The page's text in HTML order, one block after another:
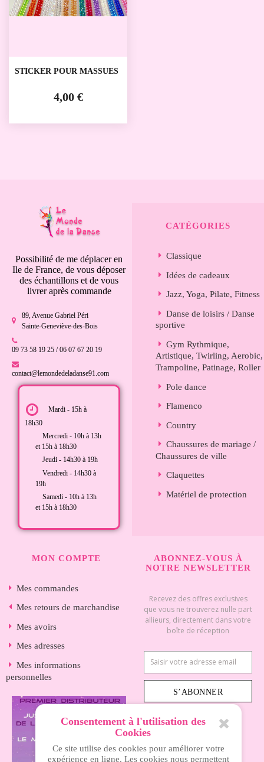
STICKER POUR MASSUES
4,00 €
Possibilité de me déplacer en
Ile de France, de vous déposer
des échantillons et de vous
livrer après commande
89, Avenue Gabriel Péri
Sainte-Geneviève-des-Bois
09 73 58 19 25 / 06 07 67 20 19
contact@lemondedeladanse91.com
Mardi - 15h à
18h30
Mercredi - 10h à 13h
et 15h à 18h30
Jeudi - 14h30 à 19h
Vendredi - 14h30 à
19h
Samedi - 10h à 13h
et 15h à 18h30
CATÉGORIES
Classique
Idées de cadeaux
Jazz, Yoga, Pilate, Fitness
Danse de loisirs / Danse
sportive
Gym Rythmique,
Artistique, Twirling, Aerobic,
Trampoline, Patinage, Roller
Pole dance
Flamenco
Country
Chaussures de mariage /
Chaussures de ville
Claquettes
Matériel de protection
MON COMPTE
Mes commandes
Mes retours de marchandise
Mes avoirs
Mes adresses
Mes informations
personnelles
ABONNEZ-VOUS À
NOTRE NEWSLETTER
Recevez des offres exclusives
que vous ne trouverez nulle part
allieurs, directement dans votre
boîte de réception
S’ABONNER
Consentement à l'utilisation des
Cookies
Ce site utilise des cookies pour améliorer votre
expérience en ligne. Les cookies nous permettent